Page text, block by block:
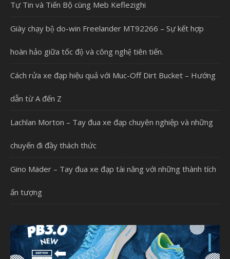
Tự Tin và Tiến Bộ cùng Meb Keflezighi
Giày chạy bộ do-win Freelander MT92266 – Sự kết hợp
hoàn hảo giữa tốc độ và công nghệ tiên tiến.
Cách rửa xe đạp hiệu quả với Muc-Off Dirt Bucket – Hướng
dẫn từ A đến Z
Lachlan Morton – Tay đua xe đạp chuyên nghiệp và những
chuyến đi đầy thách thức
Gino Mäder – Tay đua xe đạp tài năng với những thành tích
ấn tượng